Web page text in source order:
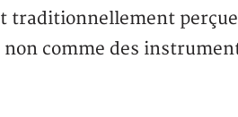
traditionnellement
comme des